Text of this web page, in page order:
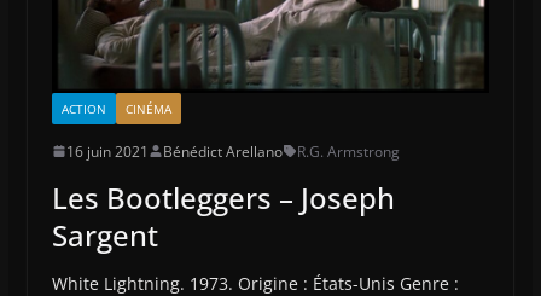
ACTION CINÉMA
16 juin 2021 Bénédict Arellano R.G. Armstrong
Les Bootleggers – Joseph
Sargent
White Lightning. 1973. Origine : États-Unis Genre :